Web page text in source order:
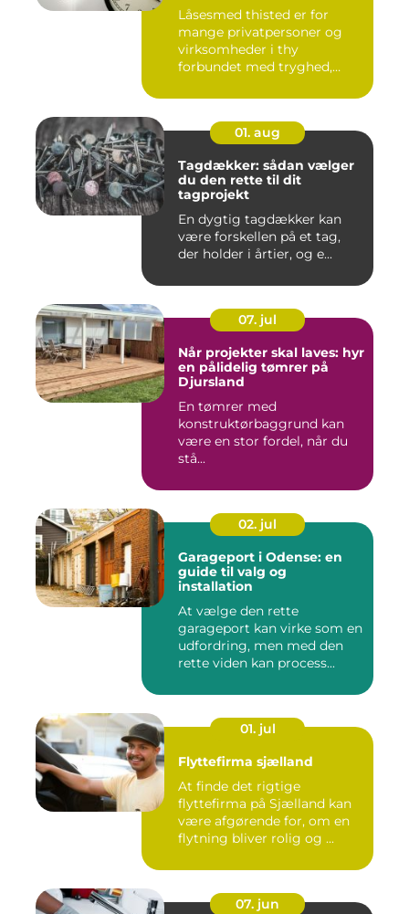
Låsesmed thisted er for
mange privatpersoner og
virksomheder i thy
forbundet med tryghed,
01. aug
Tagdækker: sådan vælger
du den rette til dit
tagprojekt
En dygtig tagdækker kan
være forskellen på et tag,
der holder i årtier, og e...
07. jul
Når projekter skal laves: hyr
en pålidelig tømrer på
Djursland
En tømrer med
konstruktørbaggrund kan
være en stor fordel, når du
stå...
02. jul
Garageport i Odense: en
guide til valg og
installation
At vælge den rette
garageport kan virke som en
udfordring, men med den
rette viden kan process...
01. jul
Flyttefirma sjælland
At finde det rigtige
flyttefirma på Sjælland kan
være afgørende for, om en
flytning bliver rolig og ...
07. jun